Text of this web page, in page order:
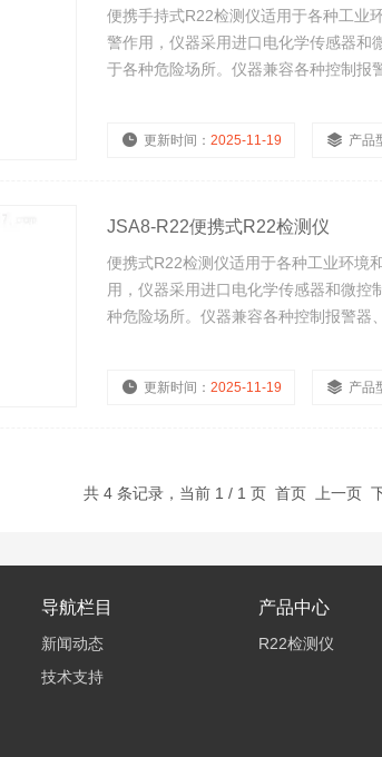
便携手持式R22检测仪适用于各种工业
警作用，仪器采用进口电化学传感器和
于各种危险场所。仪器兼容各种控制报
更新时间：2025-11-19 产品
JSA8-R22便携式R22检测仪
便携式R22检测仪适用于各种工业环境
用，仪器采用进口电化学传感器和微控
种危险场所。仪器兼容各种控制报警器
更新时间：2025-11-19 产品
共 4 条记录，当前 1 / 1 页 首页 上一页
导航栏目
新闻动态
技术支持
产品中心
R22检测仪